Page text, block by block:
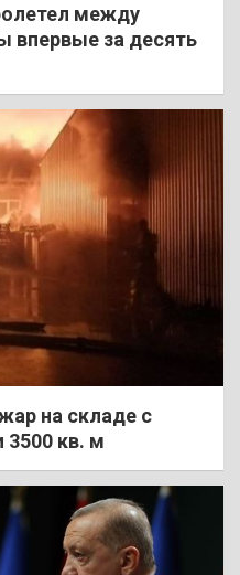
между
впервые за десять
на складе с
кв. м